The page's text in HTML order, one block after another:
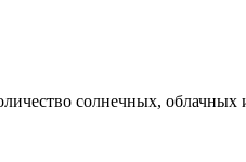
солнечных,